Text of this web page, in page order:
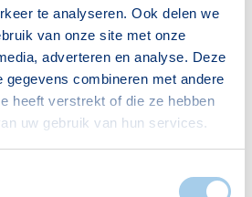
te analyseren. Ook delen we
van onze site met onze
adverteren en analyse. Deze
gegevens combineren met andere
heeft verstrekt of die ze hebben
uw gebruik van hun services.
89